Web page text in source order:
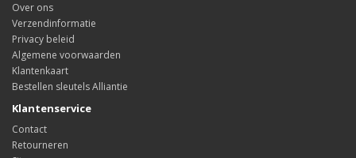
Over ons
Verzendinformatie
Privacy beleid
Algemene voorwaarden
Klantenkaart
Bestellen sleutels Alliantie
Klantenservice
Contact
Retourneren